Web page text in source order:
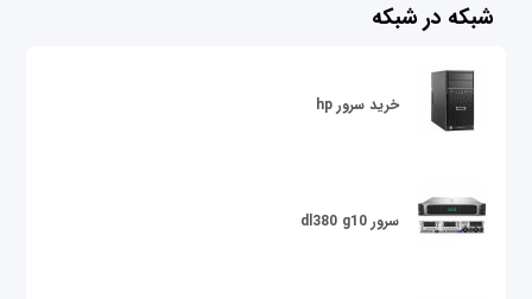
شبکه در شبکه
خرید سرور hp
سرور dl380 g10